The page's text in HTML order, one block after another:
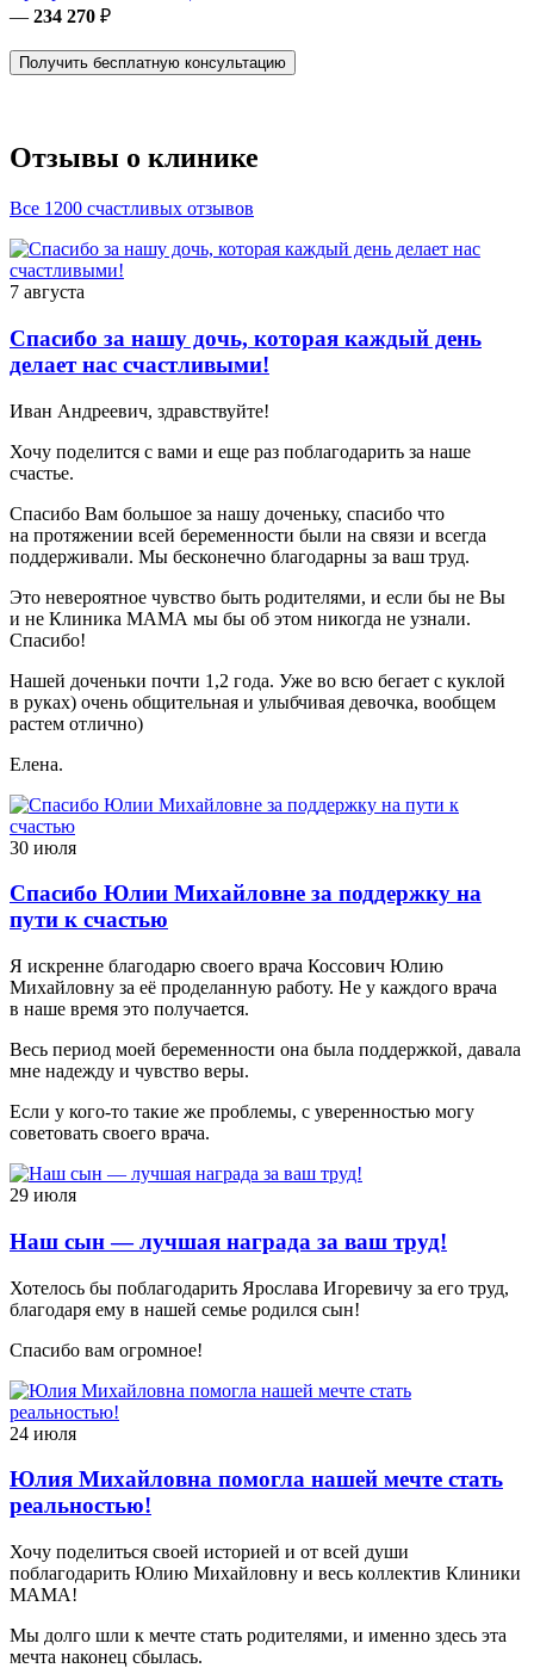
— 234 270 ₽
Получить бесплатную консультацию
Отзывы о клинике
Все 1200 счастливых отзывов
7 августа
Спасибо за нашу дочь, которая каждый день
делает нас счастливыми!
Иван Андреевич, здравствуйте!
Хочу поделится с вами и еще раз поблагодарить за наше
счастье.
Спасибо Вам большое за нашу доченьку, спасибо что
на протяжении всей беременности были на связи и всегда
поддерживали. Мы бесконечно благодарны за ваш труд.
Это невероятное чувство быть родителями, и если бы не Вы
и не Клиника МАМА мы бы об этом никогда не узнали.
Спасибо!
Нашей доченьки почти 1,2 года. Уже во всю бегает с куклой
в руках) очень общительная и улыбчивая девочка, вообщем
растем отлично)
Елена.
30 июля
Спасибо Юлии Михайловне за поддержку на
пути к счастью
Я искренне благодарю своего врача Коссович Юлию
Михайловну за её проделанную работу. Не у каждого врача
в наше время это получается.
Весь период моей беременности она была поддержкой, давала
мне надежду и чувство веры.
Если у кого-то такие же проблемы, с уверенностью могу
советовать своего врача.
29 июля
Наш сын — лучшая награда за ваш труд!
Хотелось бы поблагодарить Ярослава Игоревичу за его труд,
благодаря ему в нашей семье родился сын!
Спасибо вам огромное!
24 июля
Юлия Михайловна помогла нашей мечте стать
реальностью!
Хочу поделиться своей историей и от всей души
поблагодарить Юлию Михайловну и весь коллектив Клиники
МАМА!
Мы долго шли к мечте стать родителями, и именно здесь эта
мечта наконец сбылась.